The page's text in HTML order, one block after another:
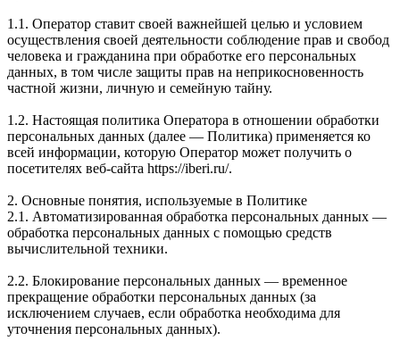
1.1. Оператор ставит своей важнейшей целью и условием
осуществления своей деятельности соблюдение прав и свобод
человека и гражданина при обработке его персональных
данных, в том числе защиты прав на неприкосновенность
частной жизни, личную и семейную тайну.
1.2. Настоящая политика Оператора в отношении обработки
персональных данных (далее — Политика) применяется ко
всей информации, которую Оператор может получить о
посетителях веб-сайта https://iberi.ru/.
2. Основные понятия, используемые в Политике
2.1. Автоматизированная обработка персональных данных —
обработка персональных данных с помощью средств
вычислительной техники.
2.2. Блокирование персональных данных — временное
прекращение обработки персональных данных (за
исключением случаев, если обработка необходима для
уточнения персональных данных).